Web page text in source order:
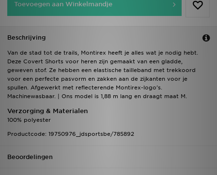
Toevoegen aan Winkelmandje
Beschrijving
Van de stad tot de trails, Montirex heeft je alles wat je nodig hebt.
Deze Covert Shorts voor heren zijn gemaakt van een gladde,
geweven stof. Ze hebben een elastische tailleband met trekkoord
voor een perfecte pasvorm en zakken aan de zijkanten voor je
spullen. Afgewerkt met reflecterende Montirex-logo's.
Machinewasbaar. | Ons model is 1,88 m lang en draagt maat M.
Verzorging & Materialen
100% polyester
Productcode: 19750976_jdsportsbe/785892
Beoordelingen